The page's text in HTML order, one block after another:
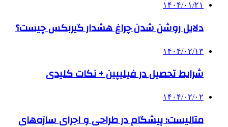
۱۴۰۴/۰۱/۲۱
دلایل روشن شدن چراغ هشدار گیربکس چیست؟
۱۴۰۴/۰۲/۱۳
شرایط تحصیل در فیلیپین + نکات کلیدی
۱۴۰۴/۰۲/۰۲
متالیست؛ پیشگام در طراحی و اجرای سازه‌های